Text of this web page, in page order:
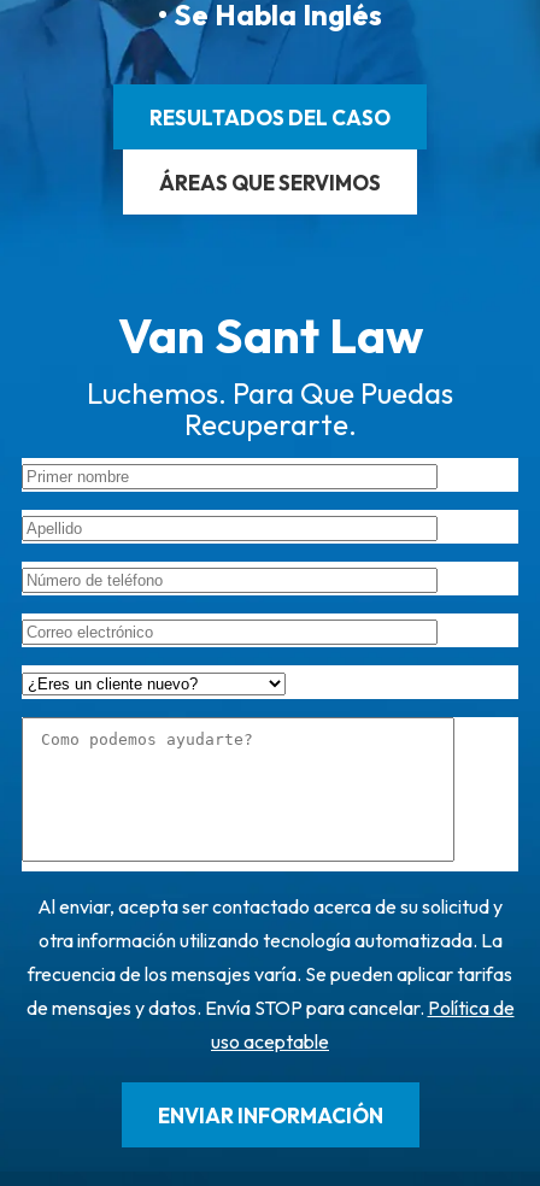
• Se Habla Inglés
RESULTADOS DEL CASO
ÁREAS QUE SERVIMOS
Van Sant Law
Luchemos. Para Que Puedas
Recuperarte.
Al enviar, acepta ser contactado acerca de su solicitud y
otra información utilizando tecnología automatizada. La
frecuencia de los mensajes varía. Se pueden aplicar tarifas
de mensajes y datos. Envía STOP para cancelar. Política de
uso aceptable